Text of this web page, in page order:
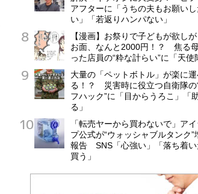
アフターに「うちの夫もお願いし
い」「若返りハンパない」
【漫画】お祭りで子どもが欲し
お面、なんと2000円！？ 焦る
った店員の“粋な計らい”に「天使
大量の「ペットボトル」が楽に
る！？ 災害時に役立つ自衛隊の
フハック”に「目からうろこ」「
る」
「転売ヤーから買わないで」ア
プ公式が“ウォッシャブルタンク”
報告 SNS「心強い」「落ち着い
買う」